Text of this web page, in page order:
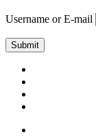
Username or E-mail